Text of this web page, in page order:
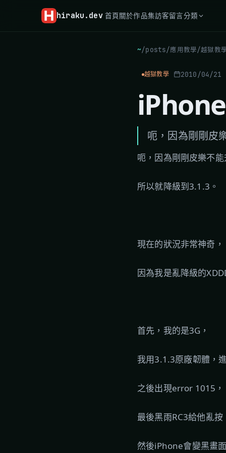
hiraku .dev 首頁關於作品集訪客留言分類
~/posts/應用教學/越獄教
越獄教學 2010/04/21
呃，因為剛剛皮
呃，因為剛剛皮樂不
所以就降級到3.1.3。
現在的狀況非常神奇，
因為我是亂降級的
首先，我的是3G，
我用3.1.3原廠韌體，
之後出現error 1015，
最後黑雨RC3給他亂按
然後iPhone會變黑畫